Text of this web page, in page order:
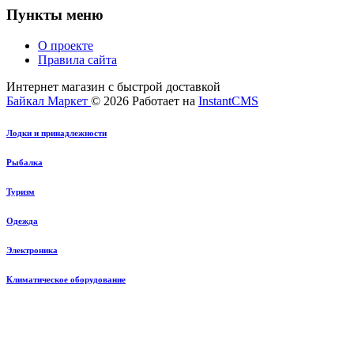
Пункты меню
О проекте
Правила сайта
Интернет магазин с быстрой доставкой
Байкал Маркет © 2026 Работает на InstantCMS
Лодки и принадлежности
Рыбалка
Туризм
Одежда
Электроника
Климатическое оборудование